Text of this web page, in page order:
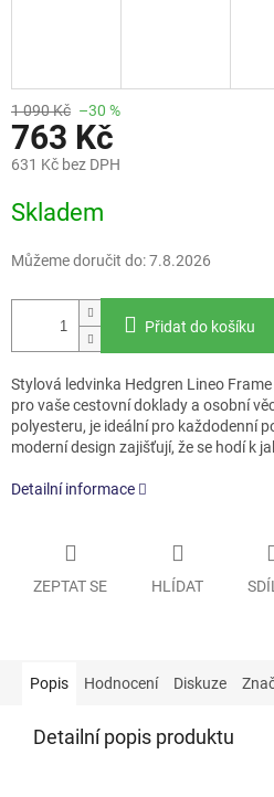
1 090 Kč –30 %
763 Kč
631 Kč bez DPH
cena:
Skladem
Můžeme doručit do:7.8.2026
Přidat do košíku
Stylová ledvinka Hedgren Lineo
pro vaše cestovní doklady a osobní
polyesteru, je ideální pro každodenní
moderní design zajišťují, že se hodí k
Detailní informace
ZEPTAT SE HLÍDAT
Popis Hodnocení Diskuze
Detailní popis produktu